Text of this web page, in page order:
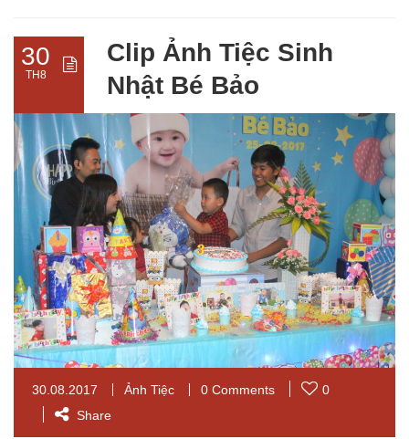
30
TH8
Clip Ảnh Tiệc Sinh
Nhật Bé Bảo
30.08.2017 Ảnh Tiệc 0 Comments
0
Share